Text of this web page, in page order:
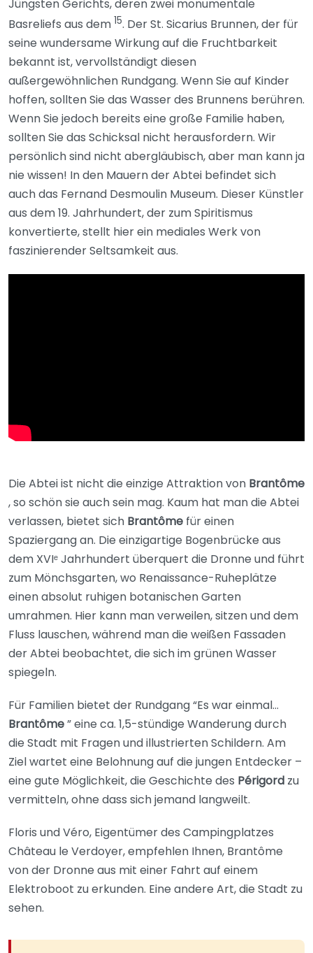
Jüngsten Gerichts, deren zwei monumentale
Basreliefs aus dem 15. Der St. Sicarius Brunnen, der für
seine wundersame Wirkung auf die Fruchtbarkeit
bekannt ist, vervollständigt diesen
außergewöhnlichen Rundgang. Wenn Sie auf Kinder
hoffen, sollten Sie das Wasser des Brunnens berühren.
Wenn Sie jedoch bereits eine große Familie haben,
sollten Sie das Schicksal nicht herausfordern. Wir
persönlich sind nicht abergläubisch, aber man kann ja
nie wissen! In den Mauern der Abtei befindet sich
auch das Fernand Desmoulin Museum. Dieser Künstler
aus dem 19. Jahrhundert, der zum Spiritismus
konvertierte, stellt hier ein mediales Werk von
faszinierender Seltsamkeit aus.
Die Abtei ist nicht die einzige Attraktion von Brantôme
, so schön sie auch sein mag. Kaum hat man die Abtei
verlassen, bietet sich Brantôme für einen
Spaziergang an. Die einzigartige Bogenbrücke aus
dem XVIᵉ Jahrhundert überquert die Dronne und führt
zum Mönchsgarten, wo Renaissance-Ruheplätze
einen absolut ruhigen botanischen Garten
umrahmen. Hier kann man verweilen, sitzen und dem
Fluss lauschen, während man die weißen Fassaden
der Abtei beobachtet, die sich im grünen Wasser
spiegeln.
Für Familien bietet der Rundgang “Es war einmal…
Brantôme” eine ca. 1,5-stündige Wanderung durch
die Stadt mit Fragen und illustrierten Schildern. Am
Ziel wartet eine Belohnung auf die jungen Entdecker –
eine gute Möglichkeit, die Geschichte des Périgord zu
vermitteln, ohne dass sich jemand langweilt.
Floris und Véro, Eigentümer des Campingplatzes
Château le Verdoyer, empfehlen Ihnen, Brantôme
von der Dronne aus mit einer Fahrt auf einem
Elektroboot zu erkunden. Eine andere Art, die Stadt zu
sehen.